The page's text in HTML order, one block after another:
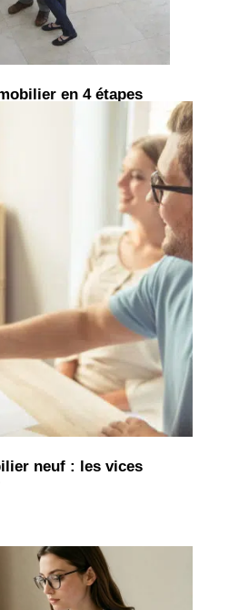
en 4 étapes
neuf : les vices